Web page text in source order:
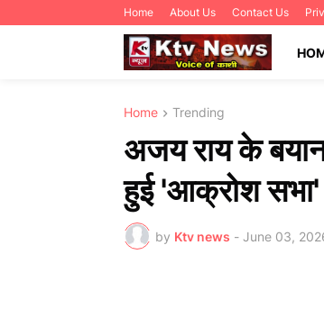
Home About Us Contact Us
Home Trending
अजय राय के
हुई 'आक्रोश सभा'
by Ktv news - June 03,